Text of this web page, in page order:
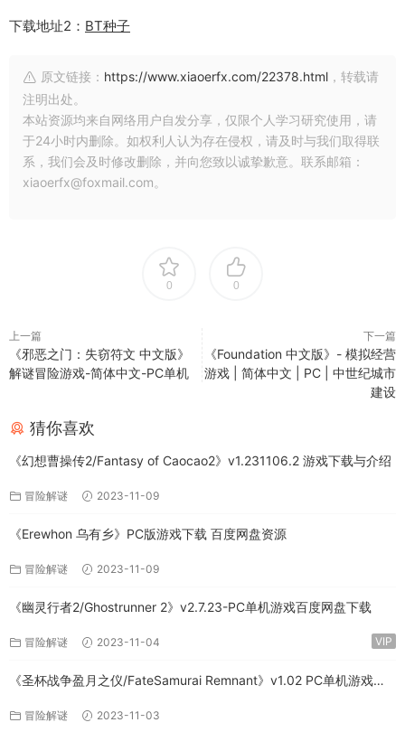
下载地址2： BT种子
原文链接： https://www.xiaoerfx.com/22378.html ，转载请
注明出处。
本站资源均来自网络用户自发分享，仅限个人学习研究使用，请
于24小时内删除。如权利人认为存在侵权，请及时与我们取得联
系，我们会及时修改删除，并向您致以诚挚歉意。联系邮箱：
xiaoerfx@foxmail.com。
0 0
上一篇
《邪恶之门：失窃符文 中文版》
解谜冒险游戏-简体中文-PC单机
下一篇
《Foundation 中文版》- 模拟经营
游戏 | 简体中文 | PC | 中世纪城市
建设
猜你喜欢
《幻想曹操传2/Fantasy of Caocao2》v1.231106.2 游戏下载与介绍
冒险解谜 2023-11-09
《Erewhon 乌有乡》PC版游戏下载 百度网盘资源
冒险解谜 2023-11-09
《幽灵行者2/Ghostrunner 2》v2.7.23-PC单机游戏百度网盘下载
冒险解谜 2023-11-04 VIP
《圣杯战争盈月之仪/FateSamurai Remnant》v1.02 PC单机游戏下
冒险解谜 2023-11-03